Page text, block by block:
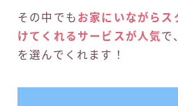
その中でも お家にいながらス
けてくれるサービスが人気で
を選んでくれます！